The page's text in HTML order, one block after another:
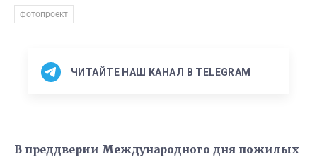
фотопроект
ЧИТАЙТЕ НАШ КАНАЛ В TELEGRAM
В преддверии Международного дня пожилых